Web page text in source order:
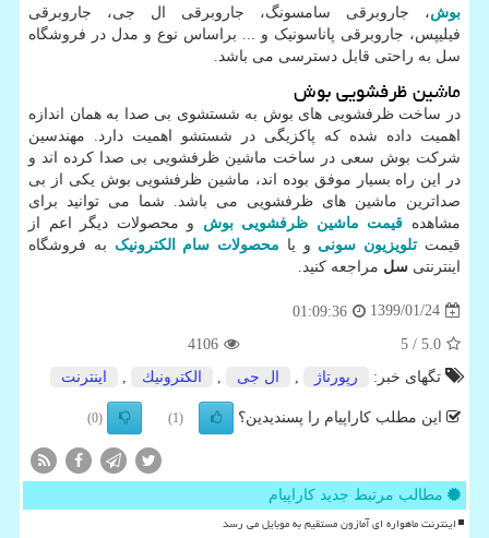
بوش، جاروبرقی سامسونگ، جاروبرقی ال جی، جاروبرقی
فیلیپس، جاروبرقی پاناسونیک و ... براساس نوع و مدل در فروشگاه
سل به راحتی قابل دسترسی می باشد.
ماشین ظرفشویی بوش
در ساخت ظرفشویی های بوش به شستشوی بی صدا به همان اندازه
اهمیت داده شده که پاکزیگی در شستشو اهمیت دارد. مهندسین
شرکت بوش سعی در ساخت ماشین ظرفشویی بی صدا کرده اند و
در این راه بسیار موفق بوده اند، ماشین ظرفشویی بوش یکی از بی
صداترین ماشین های ظرفشویی می باشد. شما می توانید برای
مشاهده قیمت ماشین ظرفشویی بوش و محصولات دیگر اعم از
قیمت تلویزیون سونی و یا محصولات سام الکترونیک به فروشگاه
اینترنتی سل مراجعه کنید.
1399/01/24
01:09:36
5.0
/ 5
4106
تگهای خبر:
رپورتاژ ال جی الكترونیك اینترنت
این مطلب کاراپیام را پسندیدین؟ (1)
(0)
مطالب مرتبط جدید کاراپیام
اینترنت ماهواره ای آمازون مستقیم به موبایل می رسد